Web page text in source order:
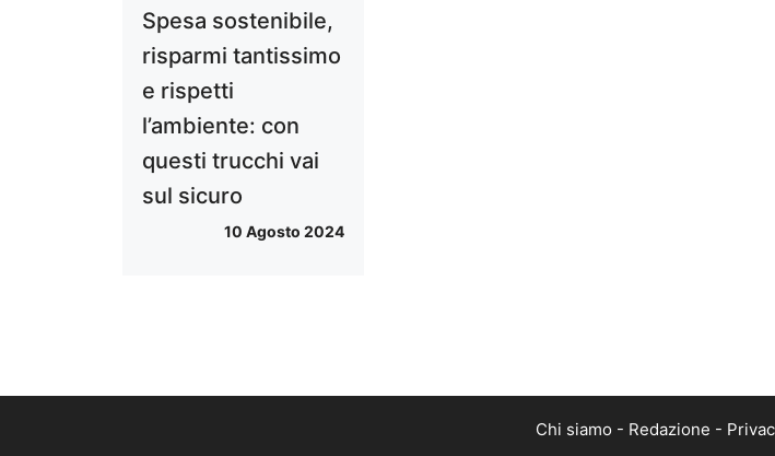
Spesa sostenibile,
risparmi tantissimo
e rispetti
l’ambiente: con
questi trucchi vai
sul sicuro
10 Agosto 2024
Chi siamo - Redazione -